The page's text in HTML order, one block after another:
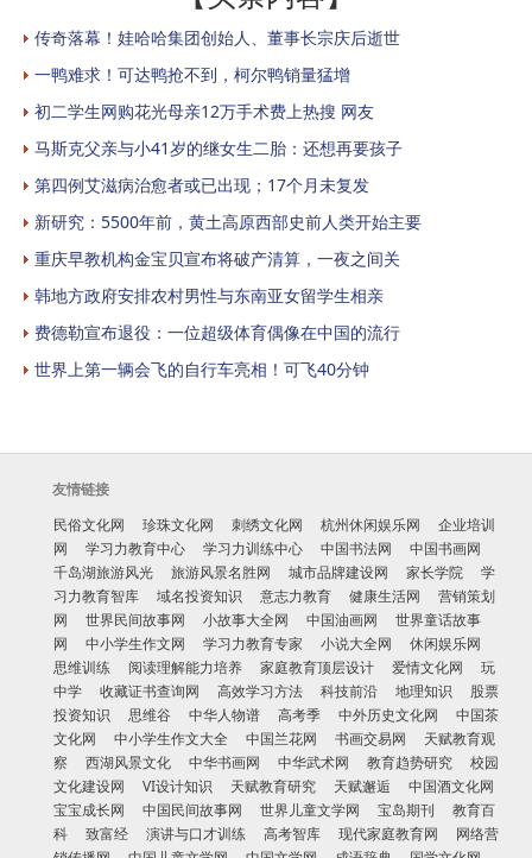
传奇落幕！娃哈哈集团创始人、董事长宗庆后逝世
一鸭难求！可达鸭抢不到，柯尔鸭销量猛增
初二学生网购花光母亲12万手术费上热搜 网友
马斯克父亲与小41岁的继女生二胎：还想再要孩子
第四例艾滋病治愈者或已出现；17个月未复发
新研究：5500年前，黄土高原西部史前人类开始主要
重庆早教机构金宝贝宣布将破产清算，一夜之间关
韩地方政府安排农村男性与东南亚女留学生相亲
费德勒宣布退役：一位超级体育偶像在中国的流行
世界上第一辆会飞的自行车亮相！可飞40分钟
友情链接
民俗文化网
珍珠文化网 刺绣文化网 杭州休闲娱乐网
企业培训
网
学习力教育中心 学习力训练中心 中国书法网
中国书画网
千岛湖旅游风光
旅游风景名胜网 城市品牌建设网 家长学院
学
习力教育智库
域名投资知识 意志力教育 健康生活网
营销策划
网
世界民间故事网 小故事大全网 中国油画网
世界童话故事
网
中小学生作文网 学习力教育专家 小说大全网
休闲娱乐网
思维训练
阅读理解能力培养 家庭教育顶层设计 爱情文化网
玩
中学
收藏证书查询网 高效学习方法 科技前沿 地理知识
股票
投资知识
思维谷 中华人物谱 高考季 中外历史文化网
中国茶
文化网
中小学生作文大全 中国兰花网 书画交易网
天赋教育观
察
西湖风景文化 中华书画网 中华武术网 教育趋势研究
校园
文化建设网
VI设计知识 天赋教育研究 天赋邂逅
中国酒文化网
宝宝成长网
中国民间故事网 世界儿童文学网 宝岛期刊
教育百
科
致富经 演讲与口才训练 高考智库 现代家庭教育网
网络营